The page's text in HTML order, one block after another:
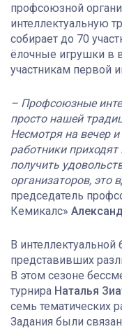
профсоюзной
интеллектуальную
собирает до 70
ёлочные игрушки в
участникам первой
– Профсоюзные
просто нашей
Несмотря на вечер
работники приходят
получить
организаторов, это
председатель
Кемикалс»
В
представивших
В этом сезоне
турнира Наталья
семь тематических
Задания были